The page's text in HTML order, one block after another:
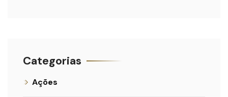
Categorias
Ações